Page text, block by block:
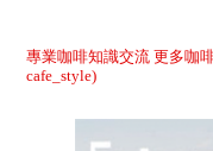
專業咖啡知識交流 更多咖
cafe_style)